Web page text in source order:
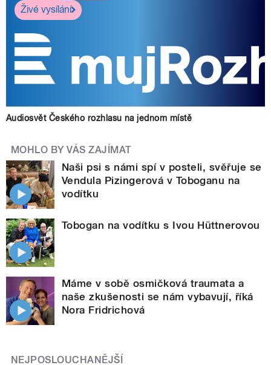
Živé vysílání
Audiosvět Českého rozhlasu na jednom místě
MOHLO BY VÁS ZAJÍMAT
Naši psi s námi spí v posteli, svěřuje se
Vendula Pizingerová v Toboganu na
vodítku
Tobogan na vodítku s Ivou Hüttnerovou
Máme v sobě osmičková traumata a
naše zkušenosti se nám vybavují, říká
Nora Fridrichová
NEJPOSLOUCHANĚJŠÍ